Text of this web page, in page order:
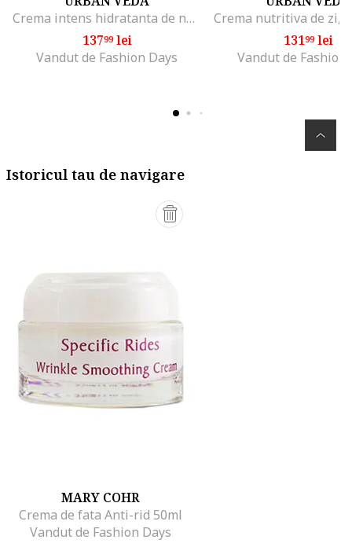
Crema intens hidratanta de noapte, 50 ml, Sensibil
13799lei
Vandut de Fashion Days
13199lei
Vandut de Fashion
Istoricul tau de navigare
MARY COHR
Crema de fata Anti-rid 50ml
Vandut de Fashion Days